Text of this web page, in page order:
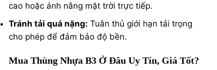
cao hoặc ánh nắng mặt trời trực tiếp.
Tránh tải quá nặng: Tuân thủ giới hạn tải trọng
cho phép để đảm bảo độ bền.
Mua Thùng Nhựa B3 Ở Đâu Uy Tín, Giá Tốt?